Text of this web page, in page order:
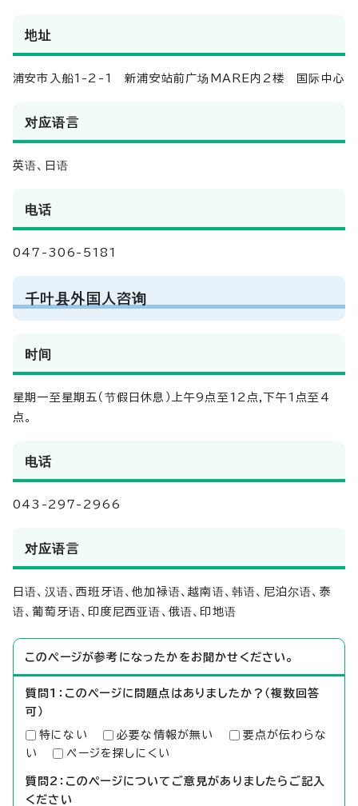
地址
浦安市入船1-2-1 新浦安站前广场MARE内2楼 国际中心
对应语言
英语、日语
电话
047-306-5181
千叶县外国人咨询
时间
星期一至星期五（节假日休息）上午9点至12点,下午1点至4
点。
电话
043-297-2966
对应语言
日语、汉语、西班牙语、他加禄语、越南语、韩语、尼泊尔语、泰
语、葡萄牙语、印度尼西亚语、俄语、印地语
このページが参考になったかをお聞かせください。
質問1：このページに問題点はありましたか？（複数回答
可）
特にない 必要な情報が無い
要点が伝わらな
い
ページを探しにくい
質問2：このページについてご意見がありましたらご記入
ください